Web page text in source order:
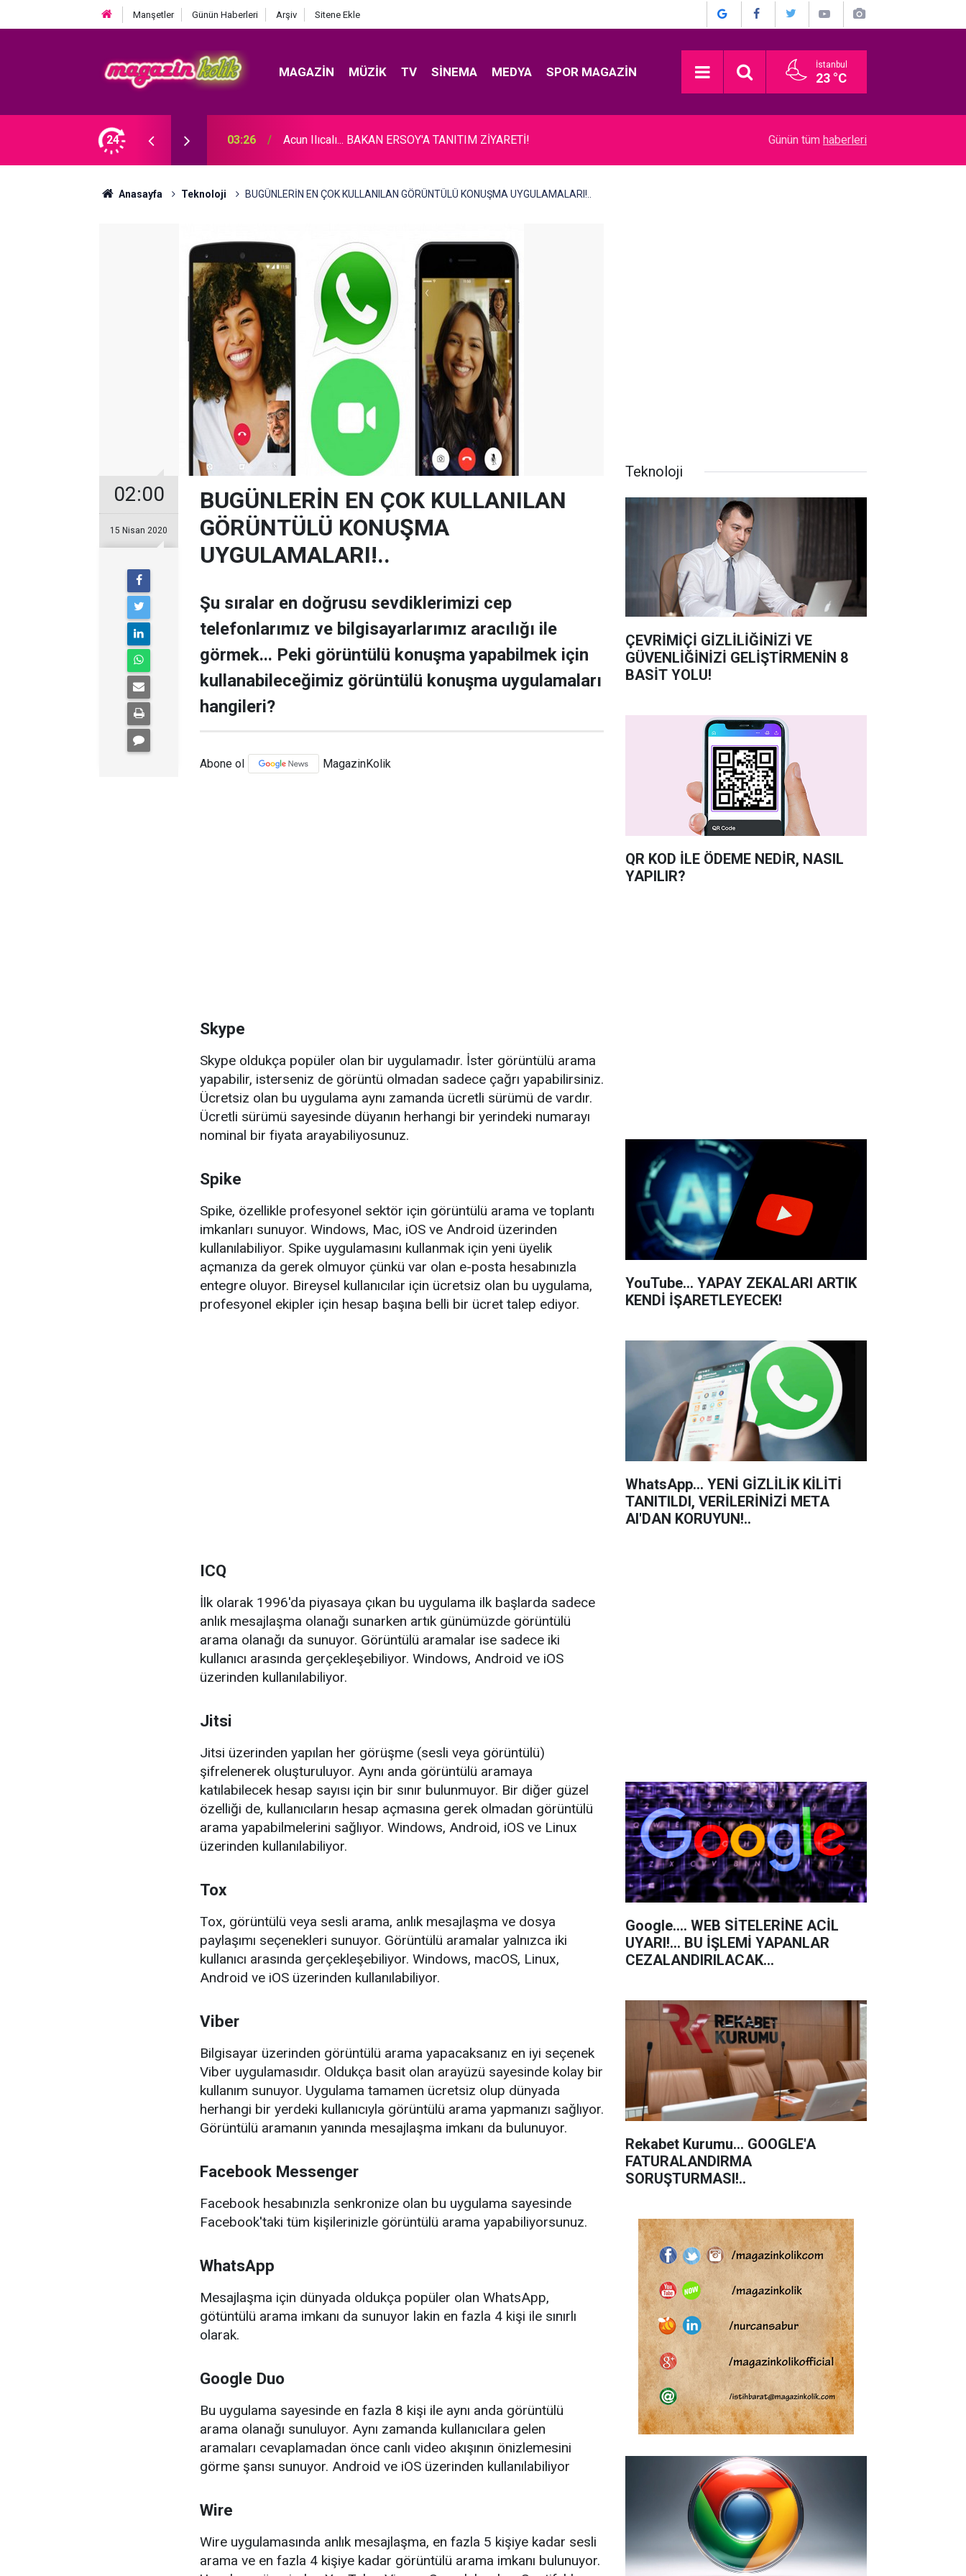
Manşetler Günün Haberleri Arşiv Sitene Ekle
MAGAZIN MÜZIK TV SINEMA MEDYA SPOR MAGAZIN İstanbul
23 °C
24
BABAYA ZİNA SUÇLAMASI! 03:26 Acun Ilıcalı... BAKAN ERSOY'A TANITIM ZİYARETİ! Devrim Özkan... ACI GÜNÜ! HABERİ BASIN
Günün tüm haberleri
Anasayfa Teknoloji BUGÜNLERİN EN ÇOK KULLANILAN GÖRÜNTÜLÜ KONUŞMA UYGULAMALARI!..
02:00
15 Nisan 2020
BUGÜNLERİN EN ÇOK KULLANILAN
GÖRÜNTÜLÜ KONUŞMA
UYGULAMALARI!..
Şu sıralar en doğrusu sevdiklerimizi cep
telefonlarımız ve bilgisayarlarımız aracılığı ile
görmek... Peki görüntülü konuşma yapabilmek için
kullanabileceğimiz görüntülü konuşma uygulamaları
hangileri?
Abone ol MagazinKolik
Skype
Skype oldukça popüler olan bir uygulamadır. İster görüntülü arama
yapabilir, isterseniz de görüntü olmadan sadece çağrı yapabilirsiniz.
Ücretsiz olan bu uygulama aynı zamanda ücretli sürümü de vardır.
Ücretli sürümü sayesinde düyanın herhangi bir yerindeki numarayı
nominal bir fiyata arayabiliyosunuz.
Spike
Spike, özellikle profesyonel sektör için görüntülü arama ve toplantı
imkanları sunuyor. Windows, Mac, iOS ve Android üzerinden
kullanılabiliyor. Spike uygulamasını kullanmak için yeni üyelik
açmanıza da gerek olmuyor çünkü var olan e-posta hesabınızla
entegre oluyor. Bireysel kullanıcılar için ücretsiz olan bu uygulama,
profesyonel ekipler için hesap başına belli bir ücret talep ediyor.
ICQ
İlk olarak 1996'da piyasaya çıkan bu uygulama ilk başlarda sadece
anlık mesajlaşma olanağı sunarken artık günümüzde görüntülü
arama olanağı da sunuyor. Görüntülü aramalar ise sadece iki
kullanıcı arasında gerçekleşebiliyor. Windows, Android ve iOS
üzerinden kullanılabiliyor.
Jitsi
Jitsi üzerinden yapılan her görüşme (sesli veya görüntülü)
şifrelenerek oluşturuluyor. Aynı anda görüntülü aramaya
katılabilecek hesap sayısı için bir sınır bulunmuyor. Bir diğer güzel
özelliği de, kullanıcıların hesap açmasına gerek olmadan görüntülü
arama yapabilmelerini sağlıyor. Windows, Android, iOS ve Linux
üzerinden kullanılabiliyor.
Tox
Tox, görüntülü veya sesli arama, anlık mesajlaşma ve dosya
paylaşımı seçenekleri sunuyor. Görüntülü aramalar yalnızca iki
kullanıcı arasında gerçekleşebiliyor. Windows, macOS, Linux,
Android ve iOS üzerinden kullanılabiliyor.
Viber
Bilgisayar üzerinden görüntülü arama yapacaksanız en iyi seçenek
Viber uygulamasıdır. Oldukça basit olan arayüzü sayesinde kolay bir
kullanım sunuyor. Uygulama tamamen ücretsiz olup dünyada
herhangi bir yerdeki kullanıcıyla görüntülü arama yapmanızı sağlıyor.
Görüntülü aramanın yanında mesajlaşma imkanı da bulunuyor.
Facebook Messenger
Facebook hesabınızla senkronize olan bu uygulama sayesinde
Facebook'taki tüm kişilerinizle görüntülü arama yapabiliyorsunuz.
WhatsApp
Mesajlaşma için dünyada oldukça popüler olan WhatsApp,
götüntülü arama imkanı da sunuyor lakin en fazla 4 kişi ile sınırlı
olarak.
Google Duo
Bu uygulama sayesinde en fazla 8 kişi ile aynı anda görüntülü
arama olanağı sunuluyor. Aynı zamanda kullanıcılara gelen
aramaları cevaplamadan önce canlı video akışının önizlemesini
görme şansı sunuyor. Android ve iOS üzerinden kullanılabiliyor
Wire
Wire uygulamasında anlık mesajlaşma, en fazla 5 kişiye kadar sesli
arama ve en fazla 4 kişiye kadar görüntülü arama imkanı bulunuyor.
Teknoloji
ÇEVRİMİÇİ GİZLİLİĞİNİZİ VE
GÜVENLİĞİNİZİ GELİŞTİRMENİN 8
BASİT YOLU!
QR KOD İLE ÖDEME NEDİR, NASIL
YAPILIR?
YouTube... YAPAY ZEKALARI ARTIK
KENDİ İŞARETLEYECEK!
WhatsApp... YENİ GİZLİLİK KİLİTİ
TANITILDI, VERİLERİNİZİ META
AI'DAN KORUYUN!..
Google.... WEB SİTELERİNE ACİL
UYARI!... BU İŞLEMİ YAPANLAR
CEZALANDIRILACAK...
Rekabet Kurumu... GOOGLE'A
FATURALANDIRMA
SORUŞTURMASI!..